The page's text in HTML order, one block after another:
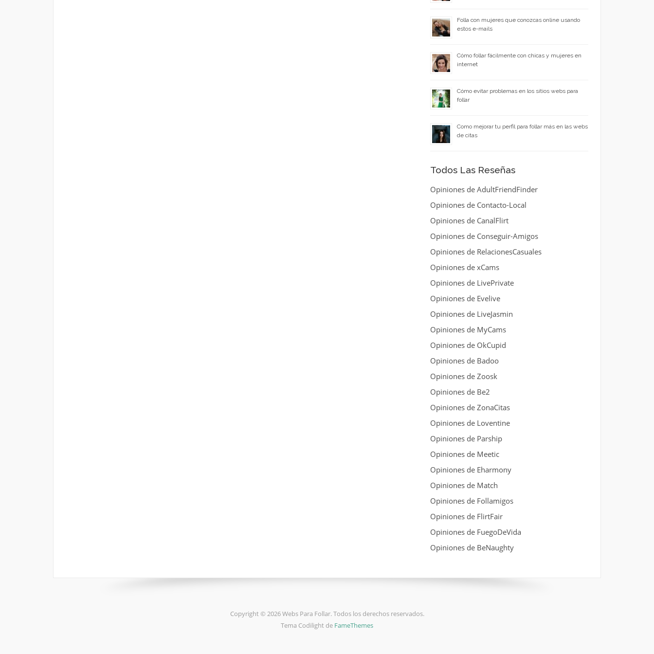
Folla con mujeres que conozcas online usando
estos e-mails
Cómo follar fácilmente con chicas y mujeres en
internet
Cómo evitar problemas en los sitios webs para
follar
Como mejorar tu perfil para follar más en las webs
de citas
Todos Las Reseñas
Opiniones de AdultFriendFinder
Opiniones de Contacto-Local
Opiniones de CanalFlirt
Opiniones de Conseguir-Amigos
Opiniones de RelacionesCasuales
Opiniones de xCams
Opiniones de LivePrivate
Opiniones de Evelive
Opiniones de LiveJasmin
Opiniones de MyCams
Opiniones de OkCupid
Opiniones de Badoo
Opiniones de Zoosk
Opiniones de Be2
Opiniones de ZonaCitas
Opiniones de Loventine
Opiniones de Parship
Opiniones de Meetic
Opiniones de Eharmony
Opiniones de Match
Opiniones de Follamigos
Opiniones de FlirtFair
Opiniones de FuegoDeVida
Opiniones de BeNaughty
Copyright © 2026 Webs Para Follar. Todos los derechos reservados.
Tema Codilight de FameThemes